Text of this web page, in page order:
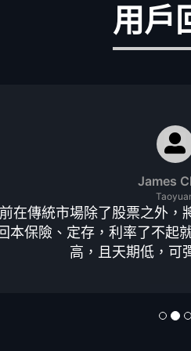
用戶
James
在傳統市場除了股票之外，
本保險、定存，利率了不起
高，且天期低，可